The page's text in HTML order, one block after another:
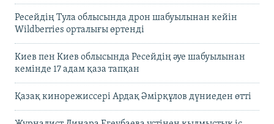
Ресейдің Тула облысында дрон шабуылынан кейін
Wildberries орталығы өртенді
Киев пен Киев облысында Ресейдің әуе шабуылынан
кемінде 17 адам қаза тапқан
Қазақ кинорежиссері Ардақ Әмірқұлов дүниеден өтті